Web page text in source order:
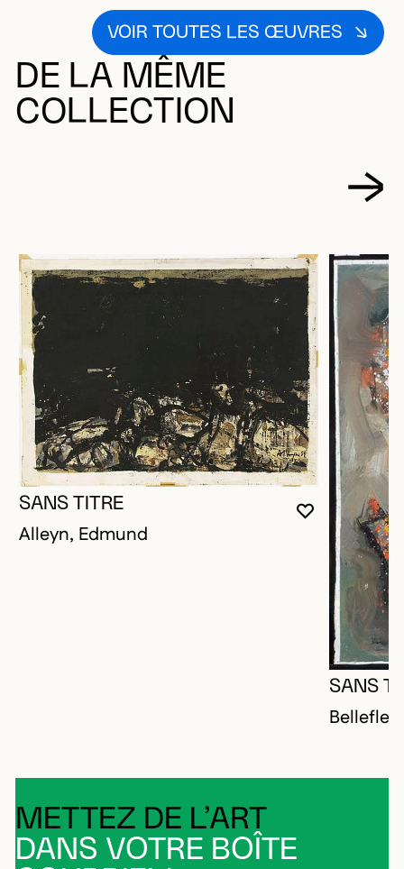
VOIR TOUTES LES ŒUVRES
DE LA MÊME
COLLECTION
VOUS
FERMER
OUVRIR LA
SANS TITRE
Alleyn, Edmund
SANS
METTEZ DE L’ART
DANS VOTRE BOÎTE